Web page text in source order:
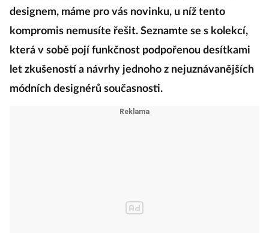
designem, máme pro vás novinku, u níž tento
kompromis nemusíte řešit. Seznamte se s kolekcí,
která v sobě pojí funkčnost podpořenou desítkami
let zkušeností a návrhy jednoho z nejuznávanějších
módních designérů současnosti.